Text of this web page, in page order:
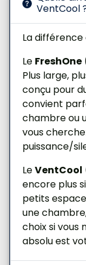
VentCool
La
Le FreshOne
Plus large,
conçu pour
convient
chambre ou
vous
puissance/
LeVentCool
encore plus
petits
une
choix si vous
absolu est